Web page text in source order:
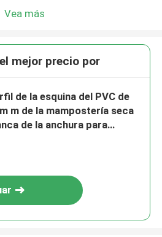
Vea más
mejor precio por
de la esquina del PVC de
m de la mampostería seca
de la anchura para